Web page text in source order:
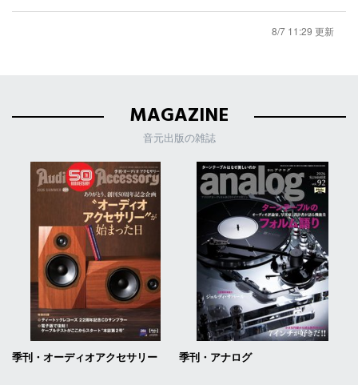
8/7 11:29 更新
MAGAZINE
音元出版の雑誌
季刊・オーディオアクセサリー 季刊・アナログ